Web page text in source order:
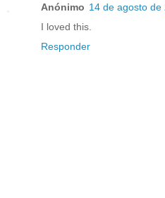
Anónimo 14 de agosto de
I loved this.
Responder